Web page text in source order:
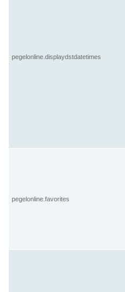
pegelonline.displaydstdatetimes
pegelonline.favorites